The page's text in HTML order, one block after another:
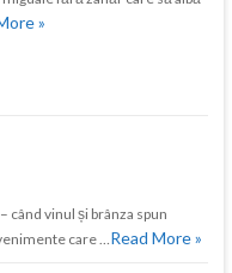
»
când vinul și brânza spun
care …Read More »